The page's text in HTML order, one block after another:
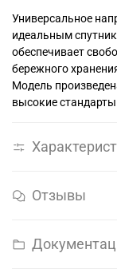
Универсальное
идеальным
обеспечивает
бережного
Модель
высокие
Отзывы